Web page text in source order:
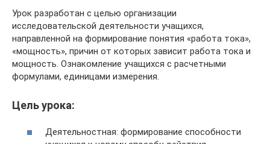
Урок разработан с целью организации
исследовательской деятельности учащихся,
направленной на формирование понятия «работа тока»,
«мощность», причин от которых зависит работа тока и
мощность. Ознакомление учащихся с расчетными
формулами, единицами измерения.
Цель урока:
Деятельностная: формирование способности